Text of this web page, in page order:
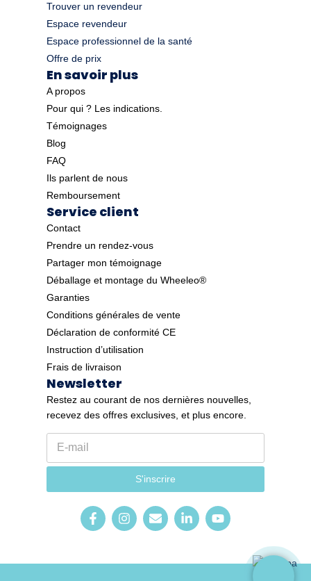
Trouver un revendeur
Espace revendeur
Espace professionnel de la santé
Offre de prix
En savoir plus
A propos
Pour qui ? Les indications.
Témoignages
Blog
FAQ
Ils parlent de nous
Remboursement
Service client
Contact
Prendre un rendez-vous
Partager mon témoignage
Déballage et montage du Wheeleo®
Garanties
Conditions générales de vente
Déclaration de conformité CE
Instruction d’utilisation
Frais de livraison
Newsletter
Restez au courant de nos dernières nouvelles,
recevez des offres exclusives, et plus encore.
-
E
m
S'inscrire